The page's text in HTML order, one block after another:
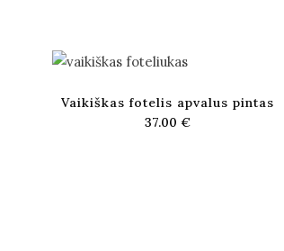
Vaikiškas fotelis apvalus pintas
37.00 €